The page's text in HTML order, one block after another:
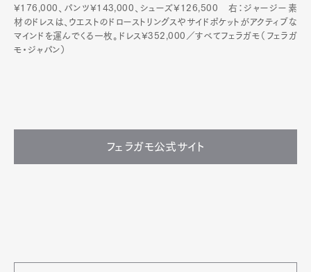
¥176,000、パンツ¥143,000、シューズ¥126,500 右：ジャージー素
材のドレスは、ウエストのドローストリングスやサイドポケットがアクティブな
マインドを運んでくる一枚。ドレス¥352,000／すべてフェラガモ（フェラガ
モ・ジャパン）
フェラガモ公式サイト